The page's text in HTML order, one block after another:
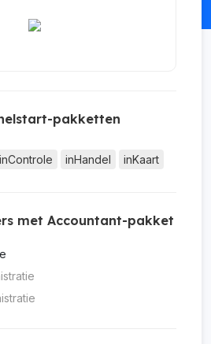
pakketten
inControle inHandel inKaart
met Accountant-pakket